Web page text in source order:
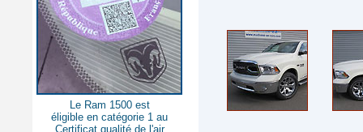
Le Ram 1500 est
éligible en catégorie 1 au
Certificat qualité de l'air